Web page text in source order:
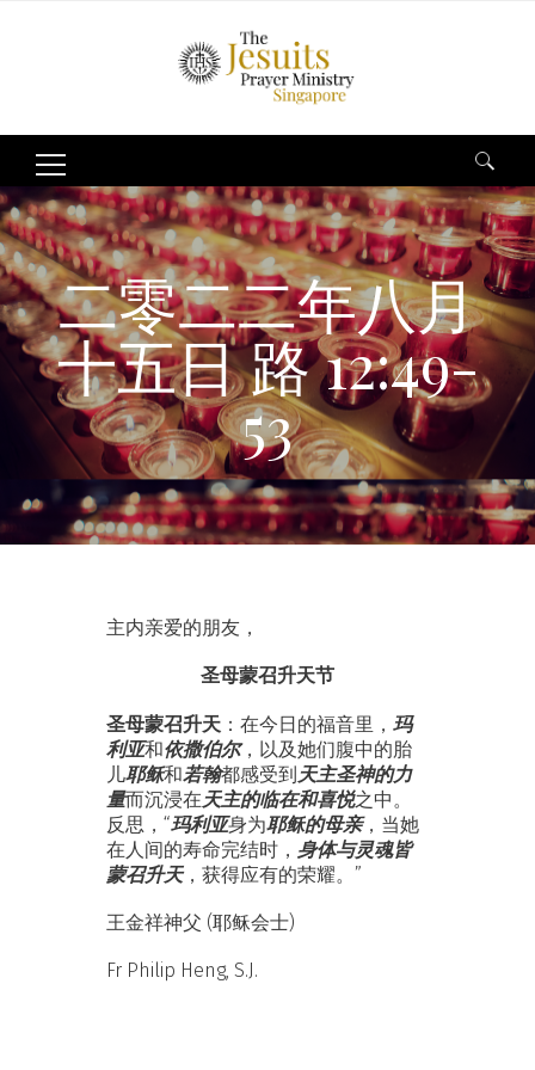
Search
for:
二零二二年八月
十五日 路 12:49-
53
主内亲爱的朋友，
圣母蒙召升天节
圣母蒙召升天 ：在今日的福音里， 玛
利亚和依撒伯尔，以及她们腹中的胎
儿耶稣和若翰都感受到 天主圣神的力
量而沉浸在 天主的临在和喜悦之中。
反思，“玛利亚身为耶稣的母亲，当她
在人间的寿命完结时， 身体与灵魂皆
蒙召升天，获得应有的荣耀。”
王金祥神父 (耶稣会士)
Fr Philip Heng, S.J.